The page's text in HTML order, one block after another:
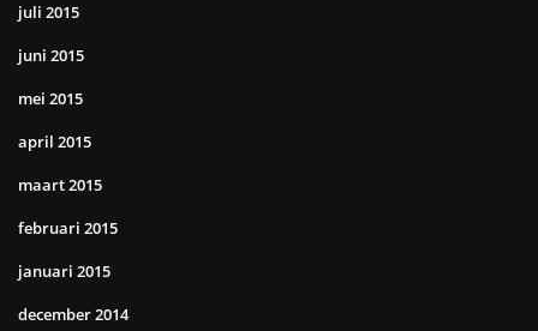
juli 2015
juni 2015
mei 2015
april 2015
maart 2015
februari 2015
januari 2015
december 2014